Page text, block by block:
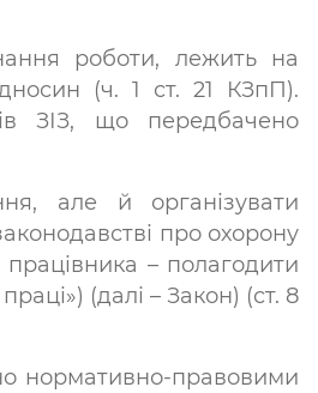
роботи, лежить на
(ч. 1 ст. 21 КЗпП).
ЗІЗ, що передбачено
але й організувати
про охорону
– полагодити
(далі – Закон) (ст. 8
нормативно-правовими